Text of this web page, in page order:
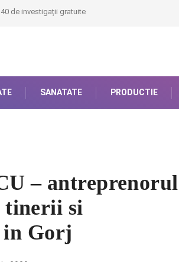
de investigații gratuite
SANATATE PRODUCTIE
– antreprenorul
tinerii si
in Gorj